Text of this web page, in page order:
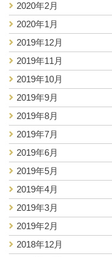
2020年2月
2020年1月
2019年12月
2019年11月
2019年10月
2019年9月
2019年8月
2019年7月
2019年6月
2019年5月
2019年4月
2019年3月
2019年2月
2018年12月